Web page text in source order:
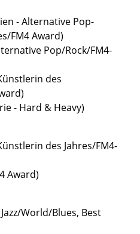
- Alternative Pop-
FM4 Award)
Pop/Rock/FM4-
des
- Hard & Heavy)
des Jahres/FM4-
Award)
World/Blues, Best